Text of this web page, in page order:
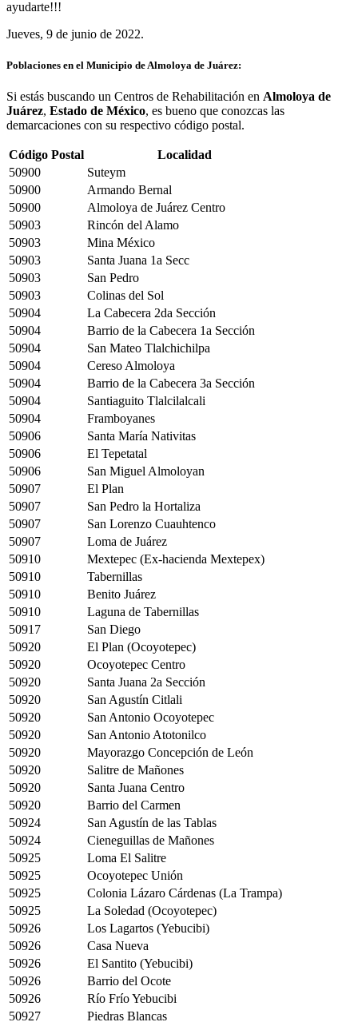
ayudarte!!!
Jueves, 9 de junio de 2022.
Poblaciones en el Municipio de Almoloya de Juárez:
Si estás buscando un Centros de Rehabilitación en Almoloya de
Juárez, Estado de México, es bueno que conozcas las
demarcaciones con su respectivo código postal.
Código Postal
Localidad
50900
Suteym
50900
Armando Bernal
50900
Almoloya de Juárez Centro
50903
Rincón del Alamo
50903
Mina México
50903
Santa Juana 1a Secc
50903
San Pedro
50903
Colinas del Sol
50904
La Cabecera 2da Sección
50904
Barrio de la Cabecera 1a Sección
50904
San Mateo Tlalchichilpa
50904
Cereso Almoloya
50904
Barrio de la Cabecera 3a Sección
50904
Santiaguito Tlalcilalcali
50904
Framboyanes
50906
Santa María Nativitas
50906
El Tepetatal
50906
San Miguel Almoloyan
50907
El Plan
50907
San Pedro la Hortaliza
50907
San Lorenzo Cuauhtenco
50907
Loma de Juárez
50910
Mextepec (Ex-hacienda Mextepex)
50910
Tabernillas
50910
Benito Juárez
50910
Laguna de Tabernillas
50917
San Diego
50920
El Plan (Ocoyotepec)
50920
Ocoyotepec Centro
50920
Santa Juana 2a Sección
50920
San Agustín Citlali
50920
San Antonio Ocoyotepec
50920
San Antonio Atotonilco
50920
Mayorazgo Concepción de León
50920
Salitre de Mañones
50920
Santa Juana Centro
50920
Barrio del Carmen
50924
San Agustín de las Tablas
50924
Cieneguillas de Mañones
50925
Loma El Salitre
50925
Ocoyotepec Unión
50925
Colonia Lázaro Cárdenas (La Trampa)
50925
La Soledad (Ocoyotepec)
50926
Los Lagartos (Yebucibi)
50926
Casa Nueva
50926
El Santito (Yebucibi)
50926
Barrio del Ocote
50926
Río Frío Yebucibi
50927
Piedras Blancas